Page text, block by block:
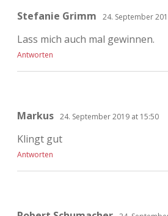
Stefanie Grimm 24. September
Lass mich auch mal gewinnen.
Antworten
Markus 24. September 2019 at 15:50
Klingt gut
Antworten